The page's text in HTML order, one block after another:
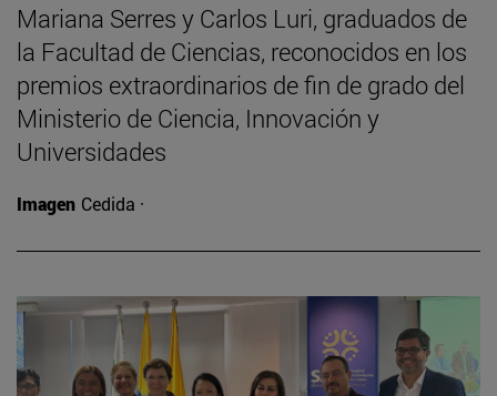
Mariana Serres y Carlos Luri, graduados de
la Facultad de Ciencias, reconocidos en los
premios extraordinarios de fin de grado del
Ministerio de Ciencia, Innovación y
Universidades
Imagen Cedida ·